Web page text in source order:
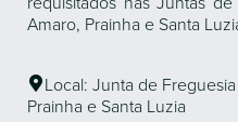
Amaro, Prainha e Santa
Local: Junta de
Prainha e Santa Luzia